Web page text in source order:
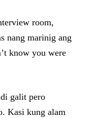
room,
nang marinig ang
know you were
galit pero
Kasi kung alam